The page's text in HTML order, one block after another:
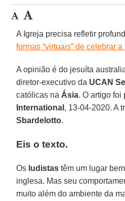
A Igreja precisa refletir
formas “virtuais” de celebrar a
A opinião é do jesuíta
diretor-executivo da UCAN
católicas na Ásia. O artigo foi
International , 13-04-2020. A
Sbardelotto.
Eis o texto.
Os ludistas têm um lugar
inglesa. Mas seu
muito além do ambiente da